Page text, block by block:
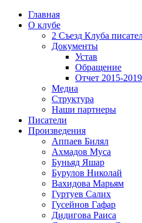
Главная
О клубе
2 Съезд Клуба
Документы
Устав
Обращение
Отчет 2015-2019
Медиа
Структура
Наши партнеры
Писатели
Произведения
Аппаев Билял
Ахмадов Муса
Буньяд Яшар
Бурулов Николай
Вахидова Марьям
Гуртуев Салих
Гусейнов Гафар
Дидигова Раиса